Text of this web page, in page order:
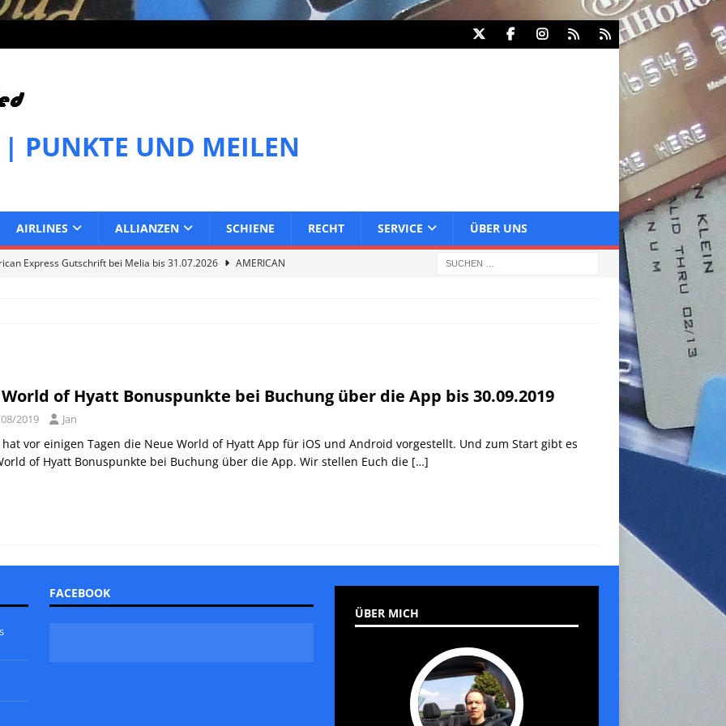
PUNKTE UND MEILEN
AIRLINES ALLIANZEN SCHIENE RECHT SERVICE ÜBER UNS
Express Gutschrift bei Melia bis 31.07.2026
AMERICAN
Bahncard 50 bis Ende Juli 2026
SCHIENE
Express Gutschrift bei Hyatt bis 19.07.2026
World of Hyatt Bonuspunkte bei Buchung über die App bis 30.09.2019
2019 Jan
hat vor einigen Tagen die Neue World of Hyatt App für iOS und Android vorgestellt. Und zum Start gibt es
of Hyatt Bonuspunkte bei Buchung über die App. Wir stellen Euch die […]
FACEBOOK
ÜBER MICH